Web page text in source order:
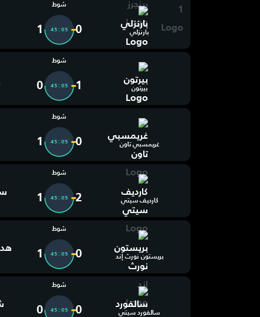
بارنزلي
شوط
0
45:06
1
بيرتون
شوط
1
45:06
0
غريمسبي تاون
شوط
0
45:06
1
كارديف سيتي
شوط
2
45:06
1
بريستون نورث إند
شوط
0
45:06
1
سالفورد سيتي
شوط
0
45:06
0